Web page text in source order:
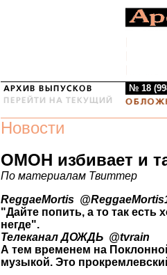
№ 18
Новости
ОМОН избивает и
По материалам Твиттер
ReggaeMortis
"Дайте попить, а то так есть
негде".
Телеканал ДОЖДЬ ‏ @tvrain
А тем временем на
музыкой. Это